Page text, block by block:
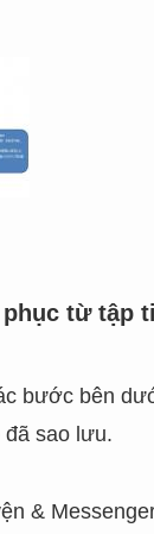
từ tập
bước bên
sao lưu.
&